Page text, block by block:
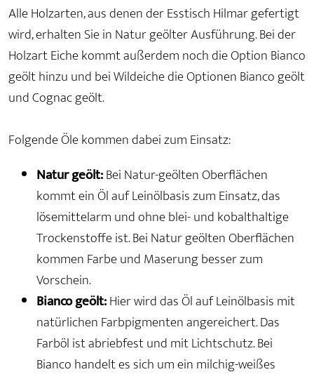
Alle Holzarten, aus denen der Esstisch Hilmar gefertigt
wird, erhalten Sie in Natur geölter Ausführung. Bei der
Holzart Eiche kommt außerdem noch die Option Bianco
geölt hinzu und bei Wildeiche die Optionen Bianco geölt
und Cognac geölt.
Folgende Öle kommen dabei zum Einsatz:
Natur geölt:Bei Natur-geölten Oberflächen
kommt ein Öl auf Leinölbasis zum Einsatz, das
lösemittelarm und ohne blei- und kobalthaltige
Trockenstoffe ist. Bei Natur geölten Oberflächen
kommen Farbe und Maserung besser zum
Vorschein.
Bianco geölt:Hier wird das Öl auf Leinölbasis mit
natürlichen Farbpigmenten angereichert. Das
Farböl ist abriebfest und mit Lichtschutz. Bei
Bianco handelt es sich um ein milchig-weißes